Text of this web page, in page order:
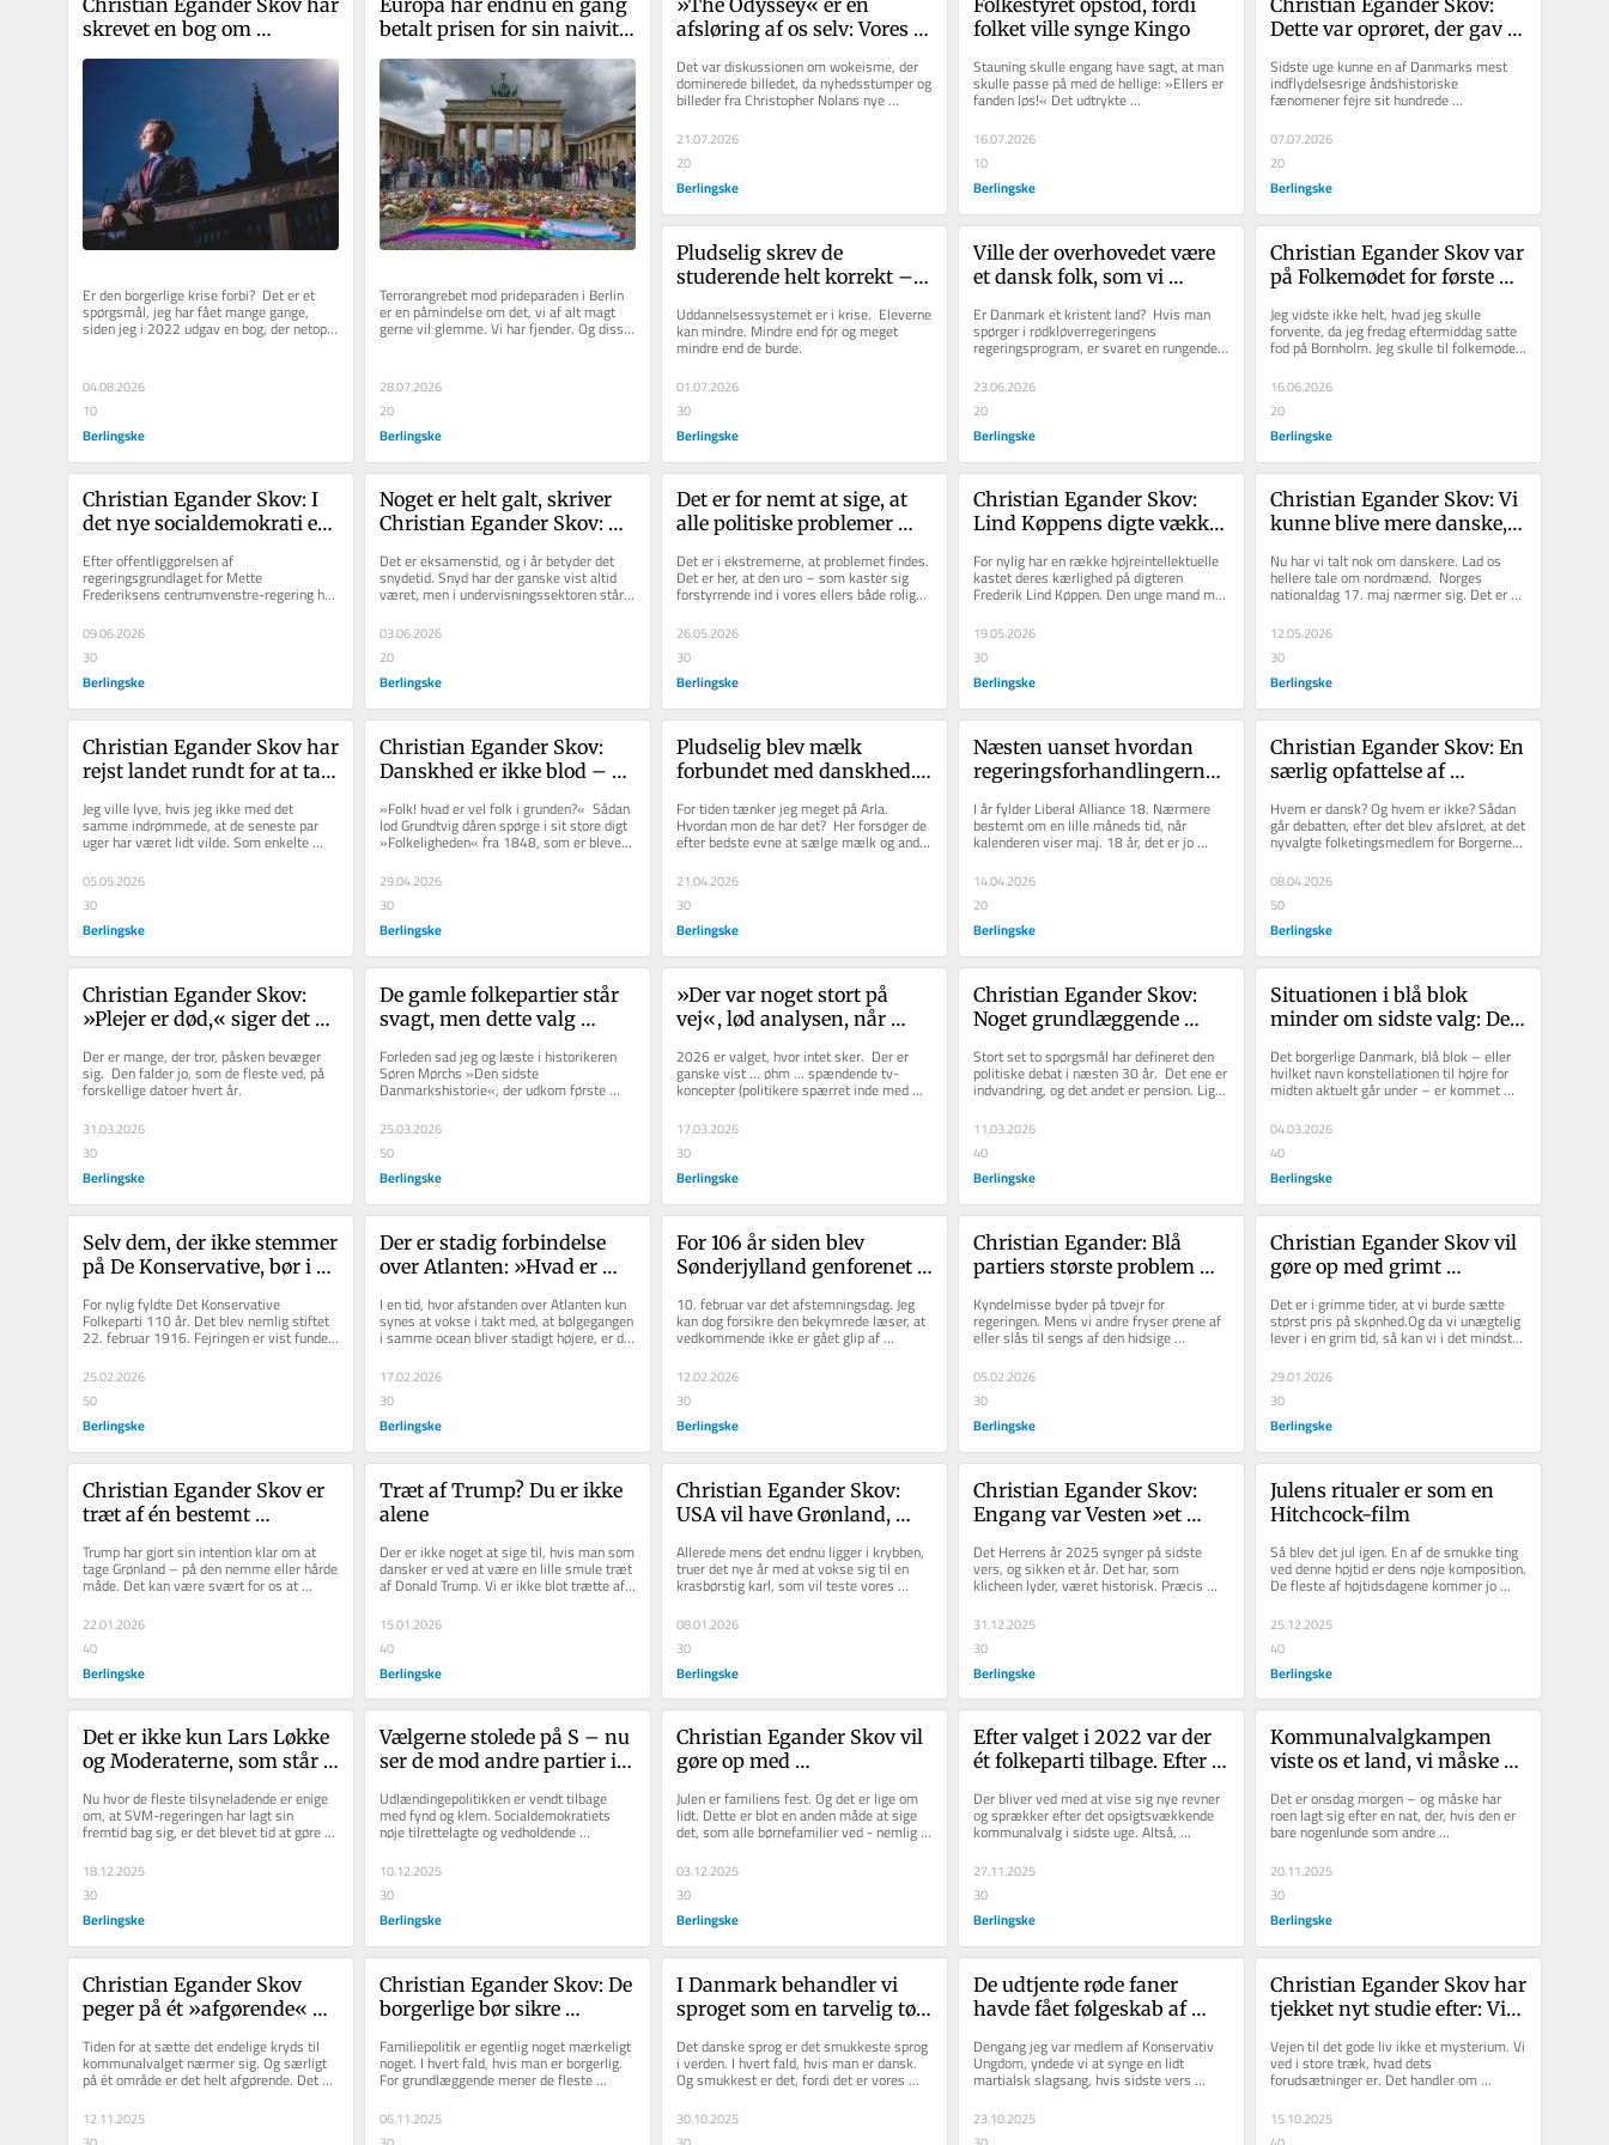
skrevet en bog om
han igen sprækker i det
borgerlige fundament
Er den borgerlige krise forbi?  Det er et
spørgsmål, jeg har fået mange gange,
siden jeg i 2022 udgav en bog, der netop
hed »Borgerlig krise«...
04.08.2026
10
Berlingske
betalt prisen for sin naivitet
gang
Terrorangrebet mod prideparaden i Berlin
er en påmindelse om det, vi af alt magt
gerne vil glemme. Vi har fjender. Og disse
fjender lever, ånder og...
28.07.2026
20
Berlingske
afsløring af os selv: Vores
graven
Det var diskussionen om wokeisme, der
dominerede billedet, da nyhedsstumper og
billeder fra Christopher Nolans nye
storfilm »The Odyssey« begyndte...
21.07.2026
20
Berlingske
folket ville synge Kingo
Stauning skulle engang have sagt, at man
skulle passe på med de hellige: »Ellers er
fanden løs!« Det udtrykte
Socialdemokratiets pragmatiske...
16.07.2026
10
Berlingske
Dette var oprøret, der gav
Sidste uge kunne en af Danmarks mest
indflydelsesrige åndshistoriske
fænomener fejre sit hundrede
årsjubilæum. Navnet er Tidehverv. Det er
vel...
07.07.2026
20
Berlingske
Pludselig skrev de
studerende helt korrekt –
Christian Egander Skov
ikke spilde sin tid på at
Uddannelsessystemet er i krise.  Eleverne
kan mindre. Mindre end før og meget
mindre end de burde.
01.07.2026
30
Berlingske
Ville der overhovedet være
et dansk folk, som vi
var for kristendommen?
Er Danmark et kristent land?  Hvis man
spørger i rødkløverregeringens
regeringsprogram, er svaret en rungende
tavshed, som man givetvis kan fylde...
23.06.2026
20
Berlingske
Christian Egander Skov var
på Folkemødet for første
hulhed« ramte ham
Jeg vidste ikke helt, hvad jeg skulle
forvente, da jeg fredag eftermiddag satte
fod på Bornholm. Jeg skulle til folkemøde.
Og det endda for første...
16.06.2026
20
Berlingske
Christian Egander Skov: I
det nye socialdemokrati er
have været
udlændingepolitisk
Efter offentliggørelsen af
regeringsgrundlaget for Mette
Frederiksens centrumvenstre-regering har
adskillige analytikere, kommentatorer og
kritikere...
09.06.2026
30
Berlingske
Noget er helt galt, skriver
Christian Egander Skov:
radikaliserer logikken på
uddannelserne
Det er eksamenstid, og i år betyder det
snydetid. Snyd har der ganske vist altid
været, men i undervisningssektoren står
det klart, at noget er...
03.06.2026
20
Berlingske
Det er for nemt at sige, at
alle politiske problemer
For midten har også gjort
sit
Det er i ekstremerne, at problemet findes.
Det er her, at den uro – som kaster sig
forstyrrende ind i vores ellers både rolige
og fornuftige...
26.05.2026
30
Berlingske
Christian Egander Skov:
Lind Køppens digte vækker
»radikalkonservative«
For nylig har en række højreintellektuelle
kastet deres kærlighed på digteren
Frederik Lind Køppen. Den unge mand med
de blodsprængte tindinger,...
19.05.2026
30
Berlingske
Christian Egander Skov: Vi
kunne blive mere danske,
nordmændene
Nu har vi talt nok om danskere. Lad os
hellere tale om nordmænd.  Norges
nationaldag 17. maj nærmer sig. Det er
som bekendt på søndag.
12.05.2026
30
Berlingske
Christian Egander Skov har
rejst landet rundt for at tale
viste, hvor mange facetter
'folkelighed' rummer«
Jeg ville lyve, hvis jeg ikke med det
samme indrømmede, at de seneste par
uger har været lidt vilde. Som enkelte
læsere måske har opdaget, udkom...
05.05.2026
30
Berlingske
Christian Egander Skov:
Danskhed er ikke blod –
er en del af
»Folk! hvad er vel folk i grunden?«  Sådan
lod Grundtvig dåren spørge i sit store digt
»Folkeligheden« fra 1848, som er blevet
29.04.2026
30
Berlingske
Pludselig blev mælk
forbundet med danskhed.
mejeriproduktets egentlige
lektie
For tiden tænker jeg meget på Arla.
Hvordan mon de har det?  Her forsøger de
efter bedste evne at sælge mælk og andre
21.04.2026
30
Berlingske
Næsten uanset hvordan
regeringsforhandlingerne
muligheder for Liberal
Alliance
I år fylder Liberal Alliance 18. Nærmere
bestemt om en lille måneds tid, når
kalenderen viser maj. 18 år, det er jo
skelsår, ved vi. Det er,...
14.04.2026
20
Berlingske
Christian Egander Skov: En
særlig opfattelse af
sprede sig – det er en farlig
tendens
Hvem er dansk? Og hvem er ikke? Sådan
går debatten, efter det blev afsløret, at det
nyvalgte folketingsmedlem for Borgernes
Parti Nadja Natalie...
08.04.2026
50
Berlingske
Christian Egander Skov:
»Plejer er død,« siger det
lyder jo godt. Til gengæld
er det forkert
Der er mange, der tror, påsken bevæger
sig.  Den falder jo, som de fleste ved, på
forskellige datoer hvert år.
31.03.2026
30
Berlingske
De gamle folkepartier står
svagt, men dette valg
færdige med at tale om
folket
Forleden sad jeg og læste i historikeren
Søren Mørchs »Den sidste
Danmarkshistorie«, der udkom første
gang i 1996 og så i en revideret udgave...
25.03.2026
50
Berlingske
»Der var noget stort på
vej«, lød analysen, når
om Troels Lund op til
valget. I stedet skete der
2026 er valget, hvor intet sker.  Der er
ganske vist … øhm … spændende tv-
koncepter (politikere spærret inde med
hinanden på højskole)...
17.03.2026
30
Berlingske
Christian Egander Skov:
Noget grundlæggende
og konsekvenserne kan
blive store
Stort set to spørgsmål har defineret den
politiske debat i næsten 30 år.  Det ene er
indvandring, og det andet er pension. Lige
siden Poul Nyrup...
11.03.2026
40
Berlingske
Situationen i blå blok
minder om sidste valg: Det
Det borgerlige Danmark, blå blok – eller
hvilket navn konstellationen til højre for
midten aktuelt går under – er kommet
04.03.2026
40
Berlingske
Selv dem, der ikke stemmer
på De Konservative, bør i
venlig tanke
For nylig fyldte Det Konservative
Folkeparti 110 år. Det blev nemlig stiftet
22. februar 1916. Fejringen er vist fundet
sted i stilhed. Men selv for...
25.02.2026
50
Berlingske
Der er stadig forbindelse
over Atlanten: »Hvad er
Ønsker vi virkelig det?«
I en tid, hvor afstanden over Atlanten kun
synes at vokse i takt med, at bølgegangen
i samme ocean bliver stadigt højere, er det
17.02.2026
30
Berlingske
For 106 år siden blev
Sønderjylland genforenet
alene åndelig oprustning
10. februar var det afstemningsdag. Jeg
kan dog forsikre den bekymrede læser, at
vedkommende ikke er gået glip af
muligheden for at sætte sit...
12.02.2026
30
Berlingske
Christian Egander: Blå
partiers største problem
vinterkulden
Kyndelmisse byder på tøvejr for
regeringen. Mens vi andre fryser ørene af
eller slås til sengs af den hidsige
influenza, som vintervejret har...
05.02.2026
30
Berlingske
Christian Egander Skov vil
gøre op med grimt
»Heldigvis er et oprør på
vej«
Det er i grimme tider, at vi burde sætte
størst pris på skønhed.Og da vi unægtelig
lever i en grim tid, så kan vi i det mindste
klynge os til...
29.01.2026
30
Berlingske
Christian Egander Skov er
træt af én bestemt
adfærd: »Den passer ikke«
Trump har gjort sin intention klar om at
tage Grønland – på den nemme eller hårde
måde. Det kan være svært for os at
22.01.2026
40
Berlingske
Træt af Trump? Du er ikke
alene
Der er ikke noget at sige til, hvis man som
dansker er ved at være en lille smule træt
af Donald Trump. Vi er ikke blot trætte af
15.01.2026
40
Berlingske
Christian Egander Skov:
USA vil have Grønland,
Allerede mens det endnu ligger i krybben,
truer det nye år med at vokse sig til en
krasbørstig karl, som vil teste vores
tålmodighed. Det vil...
08.01.2026
30
Berlingske
Christian Egander Skov:
Engang var Vesten »et
opfattes det som en slags
øjenbetændelse
Det Herrens år 2025 synger på sidste
vers, og sikken et år. Det har, som
klicheen lyder, været historisk. Præcis
hvor historisk det egentlig har...
31.12.2025
30
Berlingske
Julens ritualer er som en
Hitchcock-film
Så blev det jul igen. En af de smukke ting
ved denne højtid er dens nøje komposition.
De fleste af højtidsdagene kommer jo
pludseligt, man kan...
25.12.2025
40
Berlingske
Det er ikke kun Lars Løkke
og Moderaterne, som står i
partierne i brand
Nu hvor de fleste tilsyneladende er enige
om, at SVM-regeringen har lagt sin
fremtid bag sig, er det blevet tid at gøre
status i det parti, der mere...
18.12.2025
30
Berlingske
Vælgerne stolede på S – nu
ser de mod andre partier i
udlændingepolitik. Det
baner vejen for en blå
Udlændingepolitikken er vendt tilbage
med fynd og klem. Socialdemokratiets
nøje tilrettelagte og vedholdende
inddigning af udlændingepolitikken er...
10.12.2025
30
Berlingske
Christian Egander Skov vil
gøre op med
familielivet: »Frigørelsen er
ikke kongevejen til det
Julen er familiens fest. Og det er lige om
lidt. Dette er blot en anden måde at sige
det, som alle børnefamilier ved - nemlig at
årets løb altid...
03.12.2025
30
Berlingske
Efter valget i 2022 var der
ét folkeparti tilbage. Efter
det se ud, som om der ikke
er flere
Der bliver ved med at vise sig nye revner
og sprækker efter det opsigtsvækkende
kommunalvalg i sidste uge. Altså,
sprækker i Mette Frederiksens...
27.11.2025
30
Berlingske
Kommunalvalgkampen
viste os et land, vi måske
genkende i fremtiden
Det er onsdag morgen – og måske har
roen lagt sig efter en nat, der, hvis den er
bare nogenlunde som andre
konstitueringsnætter oven på...
20.11.2025
30
Berlingske
Christian Egander Skov
peger på ét »afgørende«
kommunalvalget:
Æstetikken af vores byer
Tiden for at sætte det endelige kryds til
kommunalvalget nærmer sig. Og særligt
på ét område er det helt afgørende. Det er
nemlig i byrådet,...
12.11.2025
Christian Egander Skov: De
borgerlige bør sikre
Også selvom erhvervslivet
gør vrøvl
Familiepolitik er egentlig noget mærkeligt
noget. I hvert fald, hvis man er borgerlig.
For grundlæggende mener de fleste
borgerlige ikke, at politik...
06.11.2025
I Danmark behandler vi
sproget som en tarvelig tøs.
øl?
Det danske sprog er det smukkeste sprog
i verden. I hvert fald, hvis man er dansk.
Og smukkest er det, fordi det er vores
eget. Sproget er grunden...
30.10.2025
De udtjente røde faner
havde fået følgeskab af
Også Socialdemokratiet
tyer til folkelig
Dengang jeg var medlem af Konservativ
Ungdom, yndede vi at synge en lidt
martialsk slagsang, hvis sidste vers
indledtes af ordene »hen over landet...
23.10.2025
Christian Egander Skov har
tjekket nyt studie efter: Vil
og få børn!
Vejen til det gode liv ikke et mysterium. Vi
ved i store træk, hvad dets
forudsætninger er. Det handler om
relationer. Og helst stabile og...
15.10.2025